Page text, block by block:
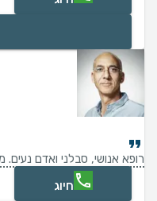
רופא אנושי, סבלני ואדם
חיוג